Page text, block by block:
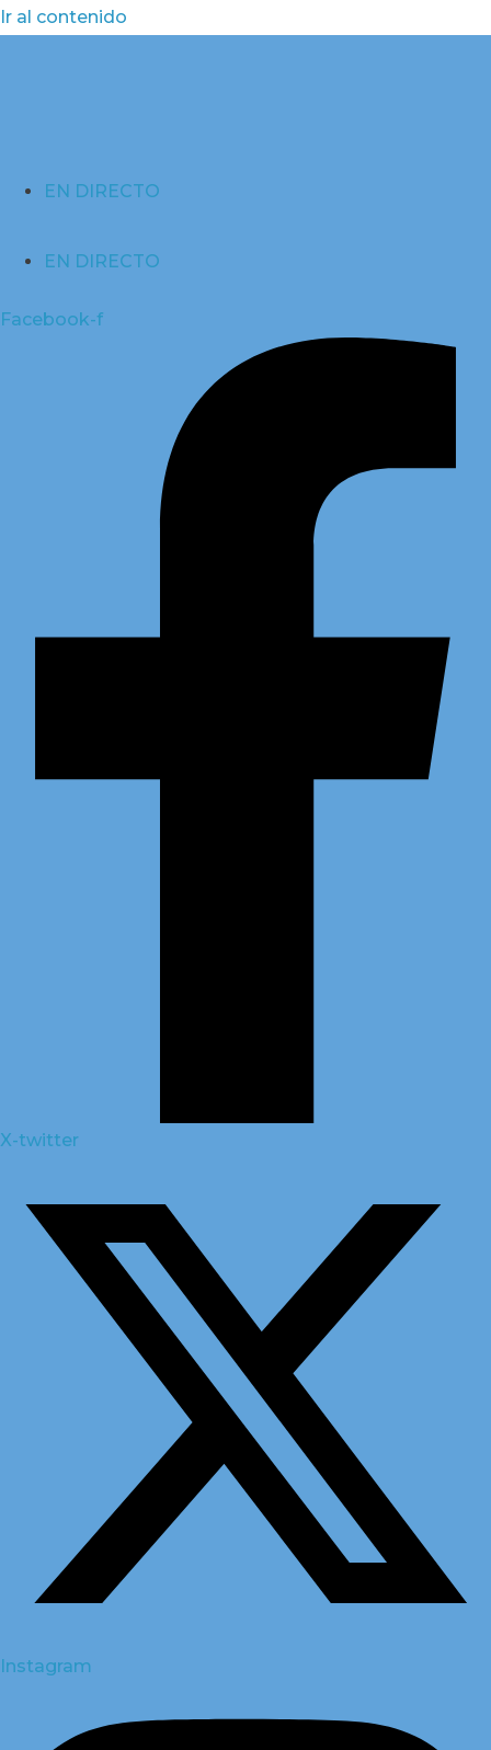
Ir al contenido
EN DIRECTO
EN DIRECTO
Facebook-f
X-twitter
Instagram